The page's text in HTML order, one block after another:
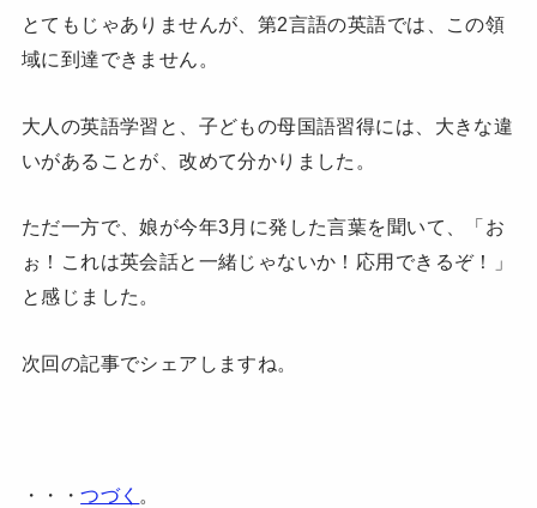
とてもじゃありませんが、第2言語の英語では、この領
域に到達できません。
大人の英語学習と、子どもの母国語習得には、大きな違
いがあることが、改めて分かりました。
ただ一方で、娘が今年3月に発した言葉を聞いて、「お
ぉ！これは英会話と一緒じゃないか！応用できるぞ！」
と感じました。
次回の記事でシェアしますね。
・・・つづく 。